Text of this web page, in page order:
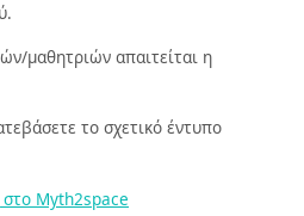
μαθητριών απαιτείται η
το σχετικό έντυπο
Myth2space